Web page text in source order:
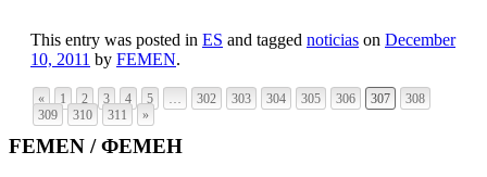
This entry was posted in ES and tagged noticias on December
10, 2011 by FEMEN.
« 1 2 3 4 5 … 302 303 304 305 306 307
308
309
310 311 »
FEMEN / ФЕМЕН